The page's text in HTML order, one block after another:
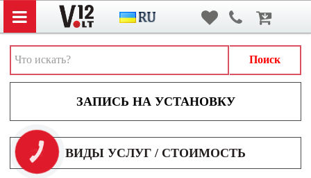
Поиск
ВИДЫ УСЛУГ / СТОИМОСТЬ
Вход/Регистрация
АВТОЗВУК
АКСЕССУАРЫ И ДОПОЛНИТЕЛЬНОЕ ОБОРУДОВАНИЕ
ВИДЕОРЕГИСТРАТОРЫ
МУЛЬТИМЕДИА
КНОПКА
ЗВ'ЯЗКУ